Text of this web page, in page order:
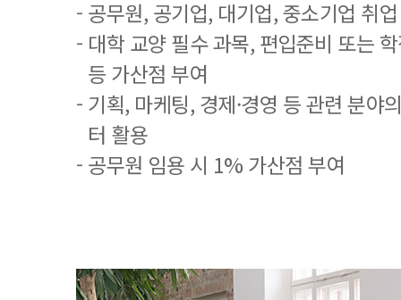
- 공무원, 공기업, 대기업, 중소기업 취
- 대학 교양 필수 과목, 편입준비 또는
등 가산점 부여
- 기획, 마케팅, 경제·경영 등 관련 분야
터 활용
- 공무원 임용 시 1% 가산점 부여